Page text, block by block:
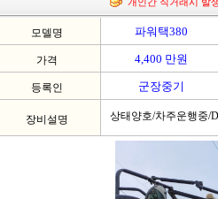
모델명 파워택380
가격 4,400 만원
등록인 군장중기
장비설명 상태양호/차주운행중/